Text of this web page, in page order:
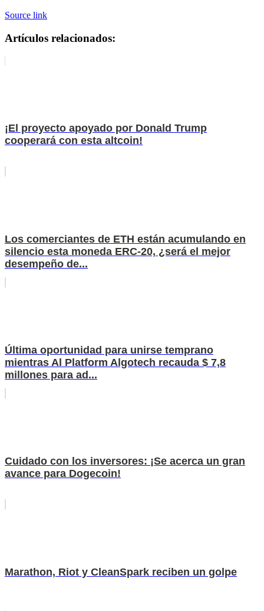
Source link
Artículos relacionados:
¡El proyecto apoyado por Donald Trump
cooperará con esta altcoin!
Los comerciantes de ETH están acumulando en
silencio esta moneda ERC-20, ¿será el mejor
desempeño de...
Última oportunidad para unirse temprano
mientras Al Platform Algotech recauda $ 7,8
millones para ad...
Cuidado con los inversores: ¡Se acerca un gran
avance para Dogecoin!
Marathon, Riot y CleanSpark reciben un golpe